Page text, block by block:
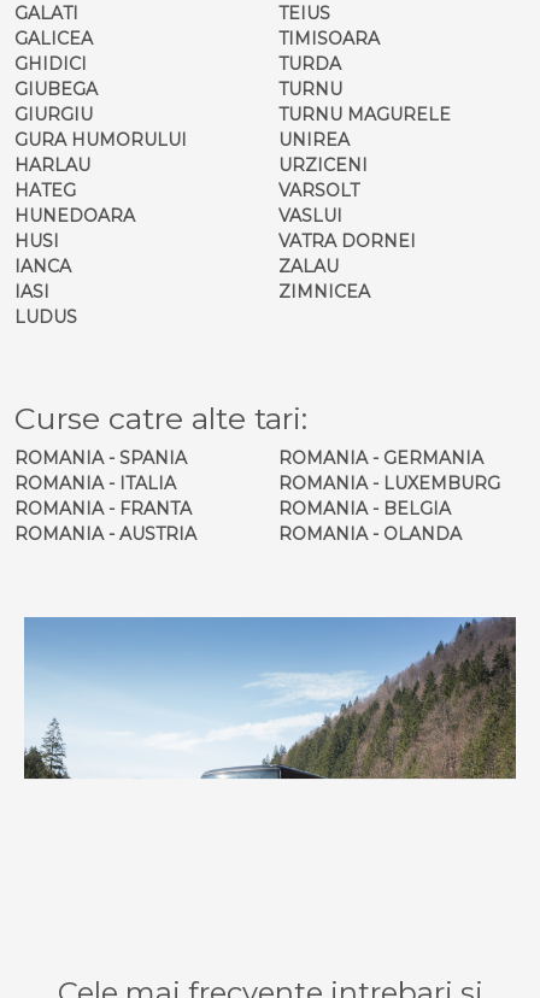
GALATI
GALICEA
GHIDICI
GIUBEGA
GIURGIU
GURA HUMORULUI
HARLAU
HATEG
HUNEDOARA
HUSI
IANCA
IASI
LUDUS
TEIUS
TIMISOARA
TURDA
TURNU
TURNU MAGURELE
UNIREA
URZICENI
VARSOLT
VASLUI
VATRA DORNEI
ZALAU
ZIMNICEA
Curse catre alte tari:
ROMANIA - SPANIA
ROMANIA - ITALIA
ROMANIA - FRANTA
ROMANIA - AUSTRIA
ROMANIA - GERMANIA
ROMANIA - LUXEMBURG
ROMANIA - BELGIA
ROMANIA - OLANDA